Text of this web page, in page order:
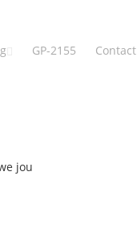
GP-2155 Contact
jou